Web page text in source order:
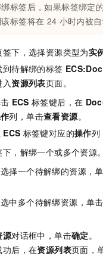
标签后，如果标签绑定
标签将在 24 小时内被自
签下，选择资源类型为实
待解绑的标签
入资源列表页面。
ECS 标签键后，在
列，单击查看资源。
ECS 标签键对应的操作列
，解绑一个或多个资源。
择一个待解绑的资源，
中多个待解绑资源，单击
源对话框中，单击确定。
功后，在资源列表页面，